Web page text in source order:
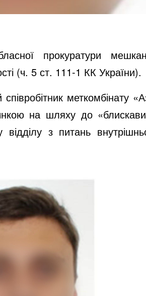
прокуратури
(ч. 5 ст. 111-1 КК України).
меткомбінату
на шляху до
відділу з питань